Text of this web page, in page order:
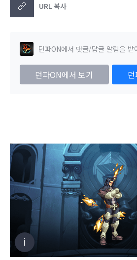
URL 복사
던파ON에서 댓글/답글 알림을 받
던파ON에서 보기